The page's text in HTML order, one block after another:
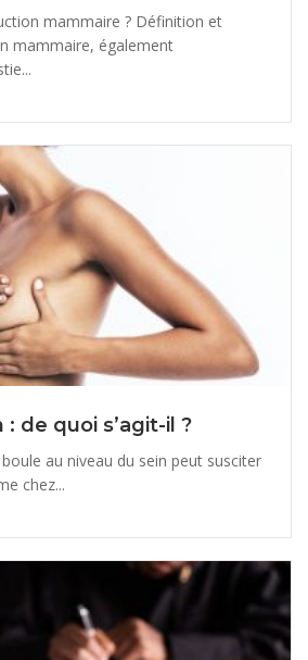
mammaire ? Définition et
mammaire, également
: de quoi s’agit-il ?
au niveau du sein peut susciter
chez...